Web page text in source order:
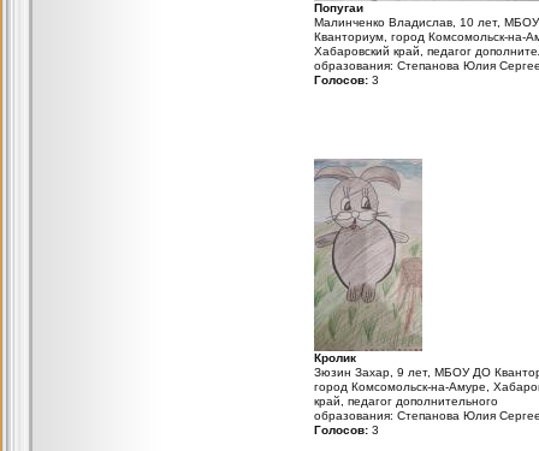
Попугаи
Малинченко Владислав, 10 лет,
Кванториум, город Комсомольск-на-
Хабаровский край, педагог
образования: Степанова Юлия
Голосов: 3
Кролик
Зюзин Захар, 9 лет, МБОУ ДО
город Комсомольск-на-Амуре,
край, педагог дополнительного
образования: Степанова Юлия
Голосов: 3